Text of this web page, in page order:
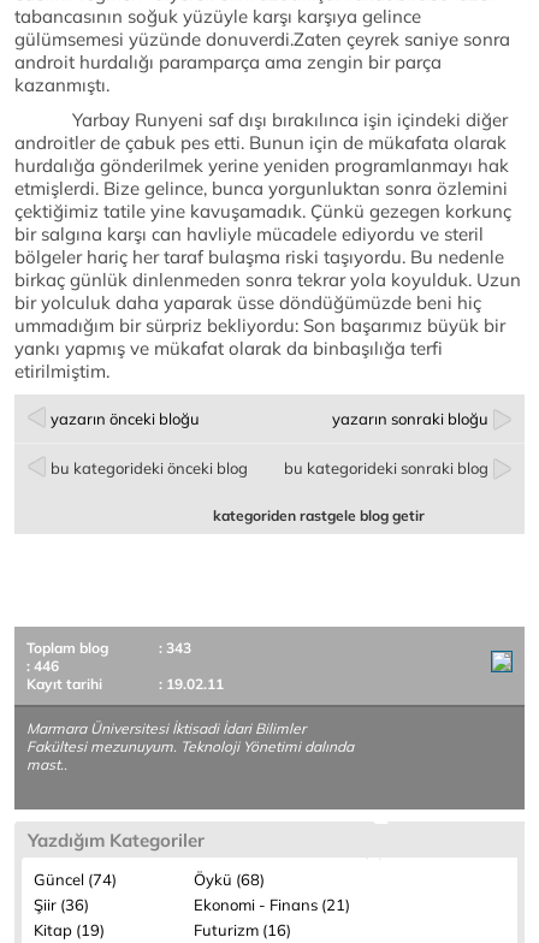
tabancasının soğuk yüzüyle karşı karşıya gelince
gülümsemesi yüzünde donuverdi.Zaten çeyrek saniye sonra
androit hurdalığı paramparça ama zengin bir parça
kazanmıştı.
Yarbay Runyeni saf dışı bırakılınca işin içindeki diğer
androitler de çabuk pes etti. Bunun için de mükafata olarak
hurdalığa gönderilmek yerine yeniden programlanmayı hak
etmişlerdi. Bize gelince, bunca yorgunluktan sonra özlemini
çektiğimiz tatile yine kavuşamadık. Çünkü gezegen korkunç
bir salgına karşı can havliyle mücadele ediyordu ve steril
bölgeler hariç her taraf bulaşma riski taşıyordu. Bu nedenle
birkaç günlük dinlenmeden sonra tekrar yola koyulduk. Uzun
bir yolculuk daha yaparak üsse döndüğümüzde beni hiç
ummadığım bir sürpriz bekliyordu: Son başarımız büyük bir
yankı yapmış ve mükafat olarak da binbaşılığa terfi
etirilmiştim.
yazarın önceki bloğu yazarın sonraki bloğu
bu kategorideki önceki blog bu kategorideki sonraki blog
kategoriden rastgele blog getir
Toplam blog
: 343
: 446
Kayıt tarihi
: 19.02.11
Marmara Üniversitesi İktisadi İdari Bilimler
Fakültesi mezunuyum. Teknoloji Yönetimi dalında
mast..
Yazdığım Kategoriler
Güncel (74)
Öykü (68)
Şiir (36)
Ekonomi - Finans (21)
Kitap (19)
Futurizm (16)